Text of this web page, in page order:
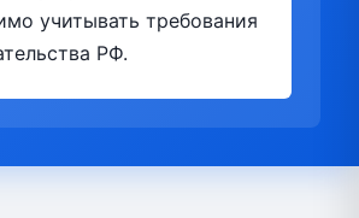
учитывать требования
РФ.